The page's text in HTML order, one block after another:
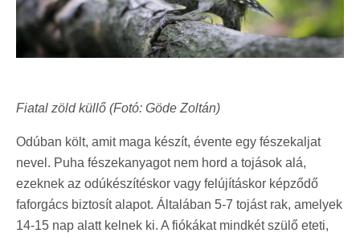
Fiatal zöld küllő (Fotó: Göde Zoltán)
Odúban költ, amit maga készít, évente egy fészekaljat
nevel. Puha fészekanyagot nem hord a tojások alá,
ezeknek az odúkészítéskor vagy felújításkor képződő
faforgács biztosít alapot. Általában 5-7 tojást rak, amelyek
14-15 nap alatt kelnek ki. A fiókákat mindkét szülő eteti,